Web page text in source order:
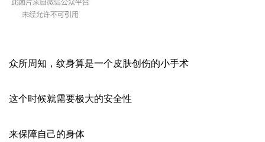
众所周知，纹身算是一个皮肤创伤的小手术
这个时候就需要极大的安全性
来保障自己的身体